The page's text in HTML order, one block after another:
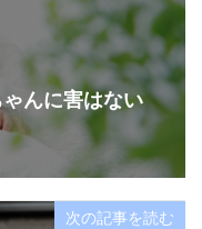
んに害はない
次の記事を読む